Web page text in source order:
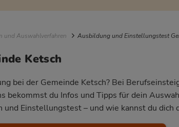
und Auswahlverfahren Ausbildung und Einstellungstest
Ketsch
bei der Gemeinde Ketsch? Bei
bekommst du Infos und Tipps für dein
Einstellungstest – und wie kannst du dich